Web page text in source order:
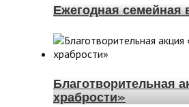
Ежегодная семейная
Благотворительная
храбрости»